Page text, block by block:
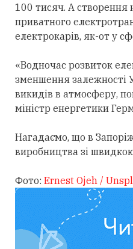
100 тисяч. А створення
приватного
електрокарів, як-от у
«Водночас розвиток
зменшення залежності
викидів в атмосферу,
міністр енергетики
Нагадаємо, що в
виробництва зі
Фото: Ernest Ojeh /